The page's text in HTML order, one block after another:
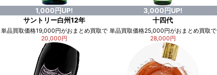
1,000円UP!
サントリー白州12年
単品買取価格19,000円がおまとめ買取で
20,000円
3,000円UP!
十四代
単品買取価格25,000円がおまとめ買取で
28,000円